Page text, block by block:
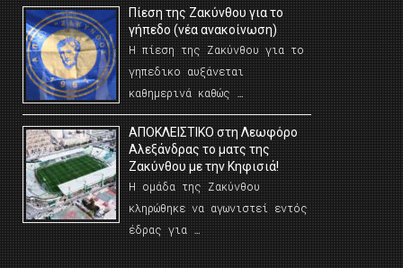
Πίεση της Ζακύνθου για το
γήπεδο (νέα ανακοίνωση)
Η πίεση της Ζακύνθου για το
γηπεδικο αυξάνεται
καθημερινά καθώς …
AΠΟΚΛΕΙΣΤΙΚΟ στη Λεωφόρο
Αλεξάνδρας το ματς της
Ζακύνθου με την Κηφισιά!
Η ομάδα της Ζακύνθου
κληρώθηκε να αγωνιστεί εντός
έδρας για …